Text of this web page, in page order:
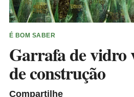
É BOM SABER
Garrafa de vidro
de construção
Compartilhe